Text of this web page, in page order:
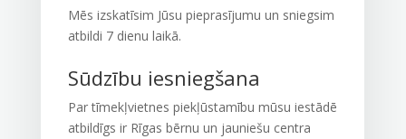
Mēs izskatīsim Jūsu pieprasījumu un sniegsim
atbildi 7 dienu laikā.
Sūdzību iesniegšana
Par tīmekļvietnes piekļūstamību mūsu iestādē
atbildīgs ir Rīgas bērnu un jauniešu centra